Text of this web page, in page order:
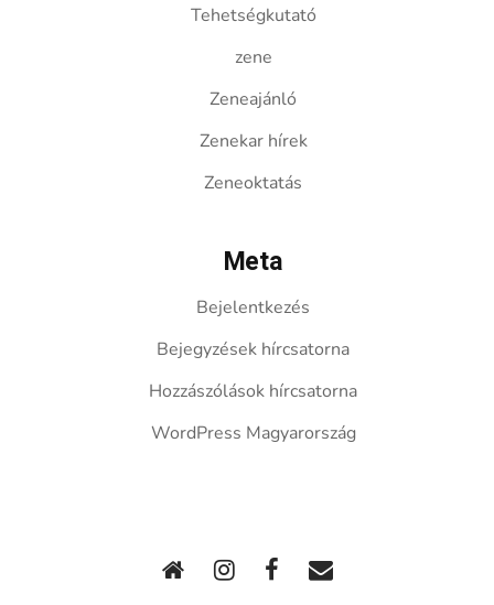
Tehetségkutató
zene
Zeneajánló
Zenekar hírek
Zeneoktatás
Meta
Bejelentkezés
Bejegyzések hírcsatorna
Hozzászólások hírcsatorna
WordPress Magyarország